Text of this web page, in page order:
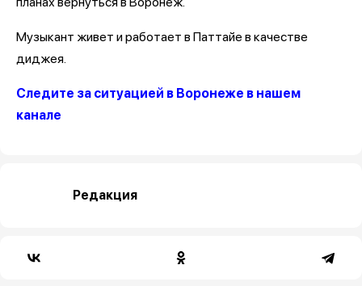
Музыкант живет и работает в Паттайе в качестве
диджея.
Следите за ситуацией в Воронеже в нашем
канале
Редакция